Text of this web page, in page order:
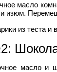
масло
изюм.
из теста и
масло и